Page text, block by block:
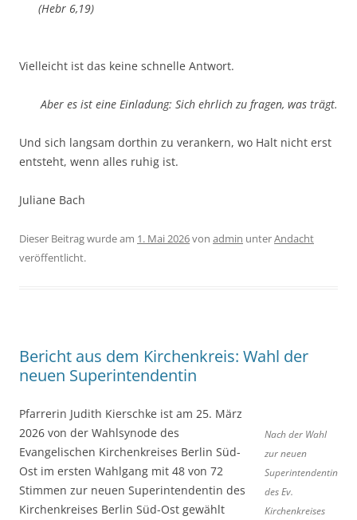
(Hebr 6,19)
Vielleicht ist das keine schnelle Antwort.
Aber es ist eine Einladung: Sich ehrlich zu fragen, was trägt.
Und sich langsam dorthin zu verankern, wo Halt nicht erst
entsteht, wenn alles ruhig ist.
Juliane Bach
Dieser Beitrag wurde am 1. Mai 2026von admin unterAndacht
veröffentlicht.
Bericht aus dem Kirchenkreis: Wahl der
neuen Superintendentin
Nach der Wahl
zur neuen
Superintendentin
des Ev.
Kirchenkreises
Pfarrerin Judith Kierschke ist am 25. März
2026 von der Wahlsynode des
Evangelischen Kirchenkreises Berlin Süd-
Ost im ersten Wahlgang mit 48 von 72
Stimmen zur neuen Superintendentin des
Kirchenkreises Berlin Süd-Ost gewählt